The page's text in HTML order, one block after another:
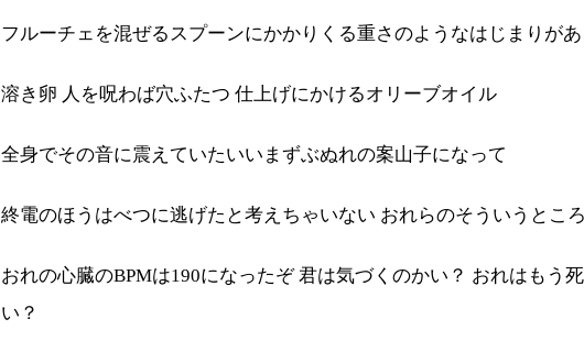
フルーチェを混ぜるスプーンにかかりくる重さのようなはじまりがあ
溶き卵 人を呪わば穴ふたつ 仕上げにかけるオリーブオイル
全身でその音に震えていたいいまずぶぬれの案山子になって
終電のほうはべつに逃げたと考えちゃいない おれらのそういうところ
おれの心臓のBPMは190になったぞ 君は気づくのかい？ おれはもう
い？